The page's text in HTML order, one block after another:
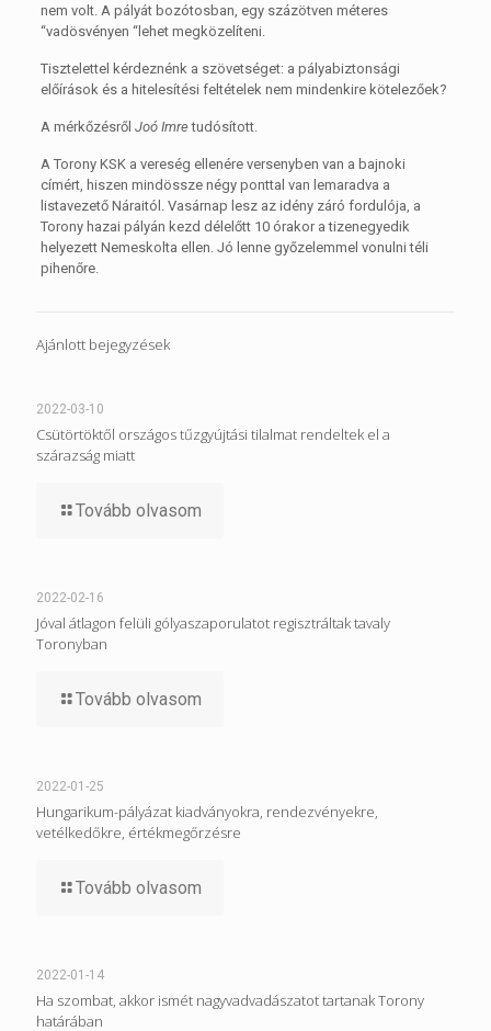
nem volt. A pályát bozótosban, egy százötven méteres
“vadösvényen “lehet megközelíteni.
Tisztelettel kérdeznénk a szövetséget: a pályabiztonsági
előírások és a hitelesítési feltételek nem mindenkire kötelezőek?
A mérkőzésről Joó Imretudósított.
A Torony KSK a vereség ellenére versenyben van a bajnoki
címért, hiszen mindössze négy ponttal van lemaradva a
listavezető Náraitól. Vasárnap lesz az idény záró fordulója, a
Torony hazai pályán kezd délelőtt 10 órakor a tizenegyedik
helyezett Nemeskolta ellen. Jó lenne győzelemmel vonulni téli
pihenőre.
Ajánlott bejegyzések
2022-03-10
Csütörtöktől országos tűzgyújtási tilalmat rendeltek el a
szárazság miatt
Tovább olvasom
2022-02-16
Jóval átlagon felüli gólyaszaporulatot regisztráltak tavaly
Toronyban
Tovább olvasom
2022-01-25
Hungarikum-pályázat kiadványokra, rendezvényekre,
vetélkedőkre, értékmegőrzésre
Tovább olvasom
2022-01-14
Ha szombat, akkor ismét nagyvadvadászatot tartanak Torony
határában